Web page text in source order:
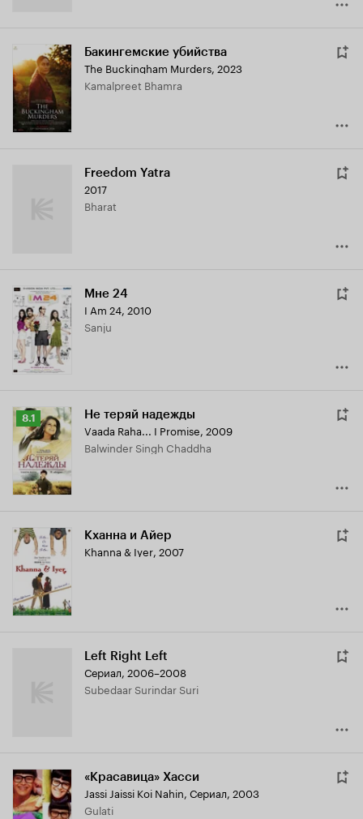
Бакингемские убийства
The Buckingham Murders, 2023
Kamalpreet Bhamra
Freedom Yatra
2017
Bharat
Мне 24
I Am 24, 2010
Sanju
Рейтинг
Кинопоиска
8.1
8.1 Не теряй надежды
Vaada Raha... I Promise, 2009
Balwinder Singh Chaddha
Кханна и Айер
Khanna & Iyer, 2007
Left Right Left
Сериал, 2006–2008
Subedaar Surindar Suri
«Красавица» Хасси
Jassi Jaissi Koi Nahin, Сериал, 2003
Gulati